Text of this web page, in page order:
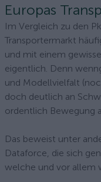
Europas
Im Vergleich zu den
Transportermarkt
und mit einem
eigentlich. Denn
und Modellvielfalt
doch deutlich an
ordentlich Bewegung
Das beweist unter
Dataforce, die sich
welche und vor allem